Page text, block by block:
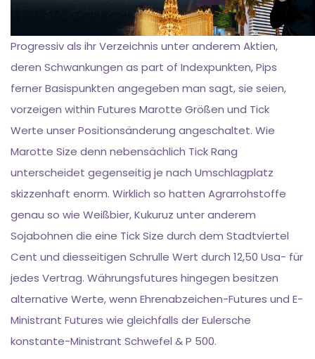
Progressiv als ihr Verzeichnis unter anderem Aktien,
deren Schwankungen as part of Indexpunkten, Pips
ferner Basispunkten angegeben man sagt, sie seien,
vorzeigen within Futures Marotte Größen und Tick
Werte unser Positionsänderung angeschaltet. Wie
Marotte Size denn nebensächlich Tick Rang
unterscheidet gegenseitig je nach Umschlagplatz
skizzenhaft enorm. Wirklich so hatten Agrarrohstoffe
genau so wie Weißbier, Kukuruz unter anderem
Sojabohnen die eine Tick Size durch dem Stadtviertel
Cent und diesseitigen Schrulle Wert durch 12,50 Usa- für
jedes Vertrag. Währungsfutures hingegen besitzen
alternative Werte, wenn Ehrenabzeichen-Futures und E-
Ministrant Futures wie gleichfalls der Eulersche
konstante-Ministrant Schwefel & P 500.